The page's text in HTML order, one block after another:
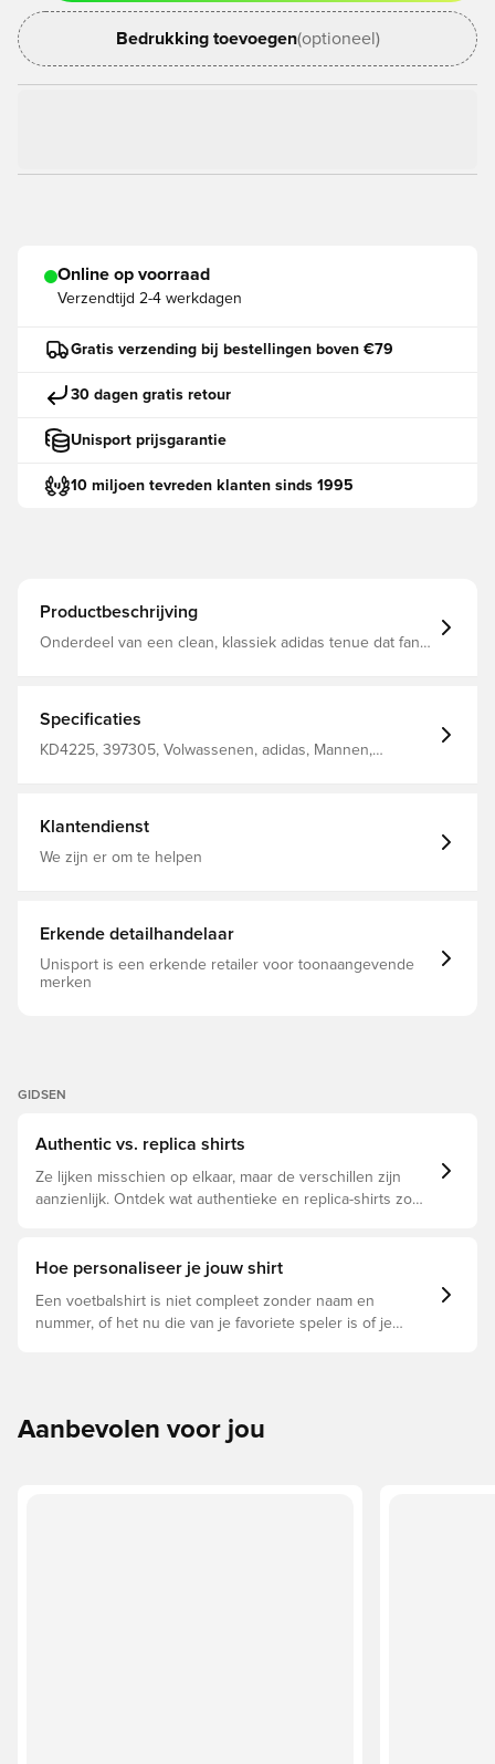
Bedrukking toevoegen(optioneel)
Online op voorraad
Verzendtijd 2-4 werkdagen
Gratis verzending bij bestellingen boven €79
30 dagen gratis retour
Unisport prijsgarantie
10 miljoen tevreden klanten sinds 1995
Productbeschrijving
Onderdeel van een clean, klassiek adidas tenue dat fans
uitwedstrijden van de club. Op de borst prijken een gele
Trefoil en een clubembleem, terwijl subtielere duivelse
details in de stof zijn geweven. Vochtregulerend
AEROREADY Geweven Manchester United embleem
Specificaties
KD4225, 397305, Volwassenen, adidas, Mannen,
Klantendienst
We zijn er om te helpen
Erkende detailhandelaar
Unisport is een erkende retailer voor toonaangevende
merken
GIDSEN
Authentic vs. replica shirts
Ze lijken misschien op elkaar, maar de verschillen zijn
aanzienlijk. Ontdek wat authentieke en replica-shirts zo
Hoe personaliseer je jouw shirt
Een voetbalshirt is niet compleet zonder naam en
nummer, of het nu die van je favoriete speler is of je
Aanbevolen voor jou